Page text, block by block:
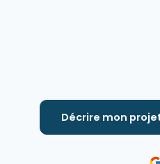
Décrire mon